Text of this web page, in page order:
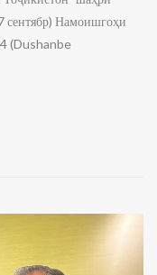
сентябр) Намоишгоҳи
(Dushanbe